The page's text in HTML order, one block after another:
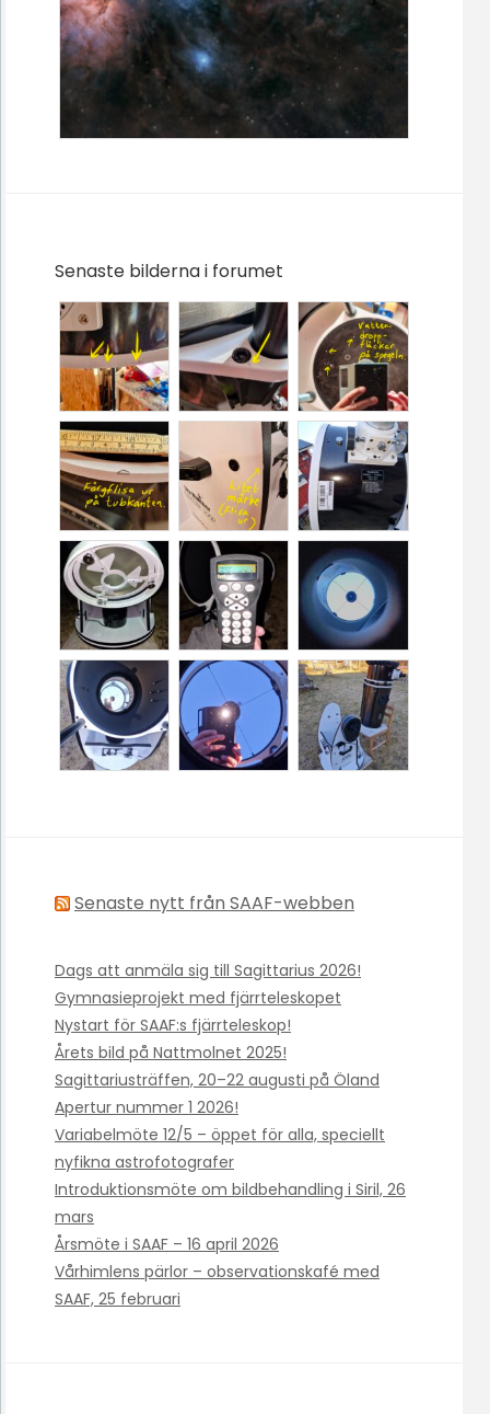
Senaste bilderna i forumet
Senaste nytt från SAAF-webben
Dags att anmäla sig till Sagittarius 2026!
Gymnasieprojekt med fjärrteleskopet
Nystart för SAAF:s fjärrteleskop!
Årets bild på Nattmolnet 2025!
Sagittariusträffen, 20–22 augusti på Öland
Apertur nummer 1 2026!
Variabelmöte 12/5 – öppet för alla, speciellt
nyfikna astrofotografer
Introduktionsmöte om bildbehandling i Siril, 26
mars
Årsmöte i SAAF – 16 april 2026
Vårhimlens pärlor – observationskafé med
SAAF, 25 februari